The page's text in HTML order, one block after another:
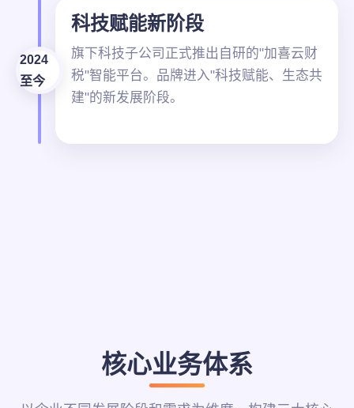
科技赋能新阶段
旗下科技子公司正式推出自研的"加喜云财
税"智能平台。品牌进入"科技赋能、生态共
建"的新发展阶段。
2024
至今
核心业务体系